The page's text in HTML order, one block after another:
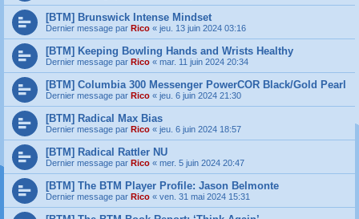
[BTM] Brunswick Intense Mindset
Dernier message par Rico « jeu. 13 juin 2024 03:16
[BTM] Keeping Bowling Hands and Wrists Healthy
Dernier message par Rico « mar. 11 juin 2024 20:34
[BTM] Columbia 300 Messenger PowerCOR Black/Gold Pearl
Dernier message par Rico « jeu. 6 juin 2024 21:30
[BTM] Radical Max Bias
Dernier message par Rico « jeu. 6 juin 2024 18:57
[BTM] Radical Rattler NU
Dernier message par Rico « mer. 5 juin 2024 20:47
[BTM] The BTM Player Profile: Jason Belmonte
Dernier message par Rico « ven. 31 mai 2024 15:31